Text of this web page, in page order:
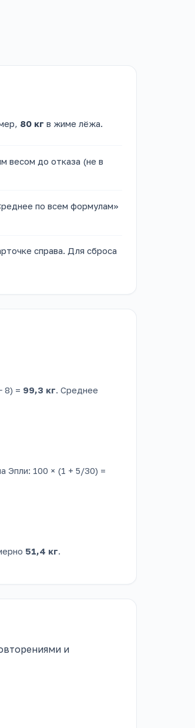
80 кг в жиме лёжа.
весом до отказа (не в
по всем формулам»
справа. Для сброса
8) = 99,3 кг. Среднее
Эпли: 100 × (1 + 5/30) =
51,4 кг.
и